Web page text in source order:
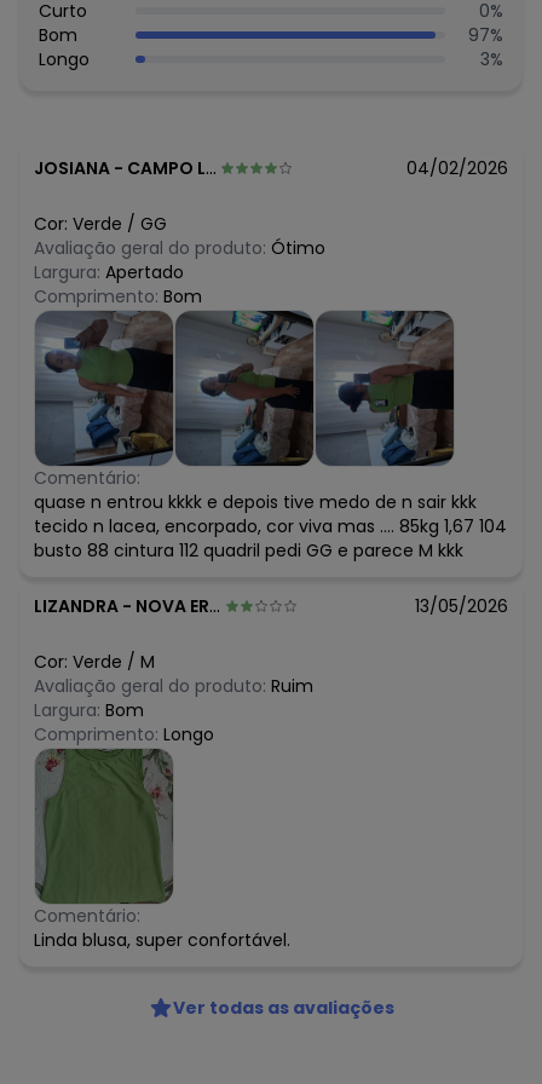
abril/2026 R$ 29,49
março/2026 R$ 29,49
fevereiro/2026 R$ 30,49
Curto
0%
Bom
97%
Longo
3%
JOSIANA - CAMPO LIMPO PAULISTA - SP 04/02/2026
Cor: Verde / GG
Avaliação geral do produto: Ótimo
Largura: Apertado
Comprimento: Bom
Comentário:
quase n entrou kkkk e depois tive medo de n sair kkk
tecido n lacea, encorpado, cor viva mas .... 85kg 1,67 104
busto 88 cintura 112 quadril pedi GG e parece M kkk
LIZANDRA - NOVA ERA - MG 13/05/2026
Cor: Verde / M
Avaliação geral do produto: Ruim
Largura: Bom
Comprimento: Longo
Comentário:
Linda blusa, super confortável.
Ver todas as avaliações